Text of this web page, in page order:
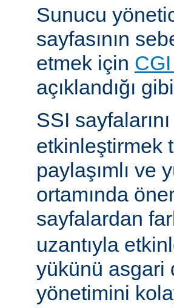
Sunucu
sayfasının
etmek için
açıklandığı gibi
SSI sayfalarını
etkinleştirmek
paylaşımlı ve
ortamında
sayfalardan
uzantıyla
yükünü asgari
yönetimini